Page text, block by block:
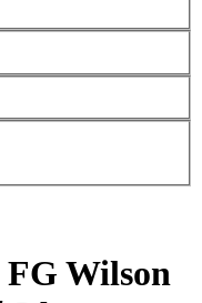
FG Wilson